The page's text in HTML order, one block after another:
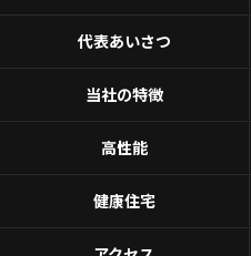
代表あいさつ
当社の特徴
高性能
健康住宅